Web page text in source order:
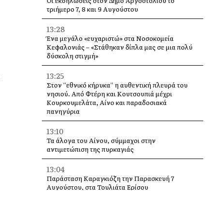
τριήμερο 7, 8 και 9 Αυγούστου
13:28
Ένα μεγάλο «ευχαριστώ» στα Νοσοκομεία
Κεφαλονιάς – «Στάθηκαν δίπλα μας σε μια πολύ
δύσκολη στιγμή»
13:25
Στον “εθνικό κήρυκα” η αυθεντική πλευρά του
νησιού. Από Φτέρη και Κουτσουπιά μέχρι
Κουρκουμελάτα, Αίνο και παραδοσιακά
πανηγύρια
13:10
Τα άλογα του Αίνου, σύμμαχοι στην
αντιμετώπιση της πυρκαγιάς
13:04
Παράσταση Καραγκιόζη την Παρασκευή 7
Αυγούστου, στα Τουλιάτα Ερίσου